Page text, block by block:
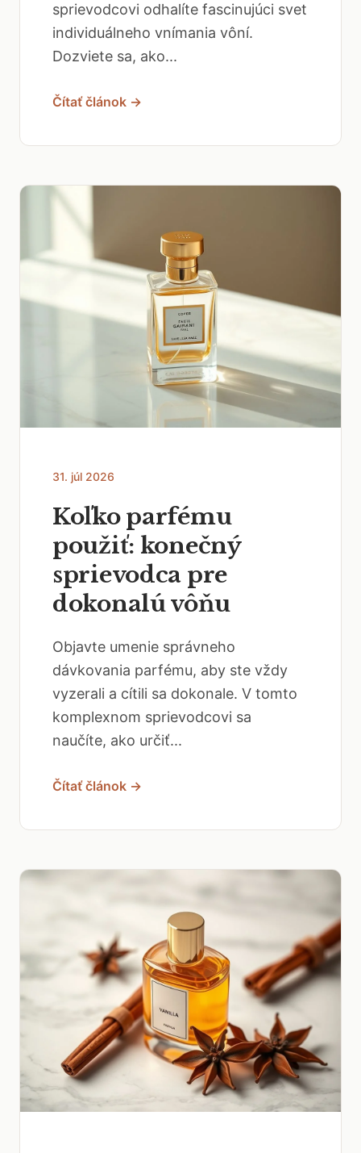
sprievodcovi odhalíte fascinujúci svet
individuálneho vnímania vôní.
Dozviete sa, ako...
Čítať článok →
31. júl 2026
Koľko parfému
použiť: konečný
sprievodca pre
dokonalú vôňu
Objavte umenie správneho
dávkovania parfému, aby ste vždy
vyzerali a cítili sa dokonale. V tomto
komplexnom sprievodcovi sa
naučíte, ako určiť...
Čítať článok →